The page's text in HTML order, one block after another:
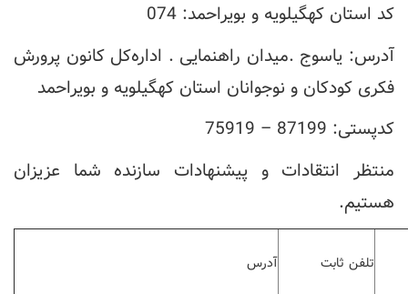
کد استان کهگیلویه و بویراحمد: 074
آدرس: یاسوج .میدان راهنمایی . اداره‌کل کانون پرورش
فکری کودکان و نوجوانان استان کهگیلویه و بویراحمد
کدپستی: 87199 – 75919
منتظر انتقادات و پیشنهادات سازنده شما عزیزان
هستیم.
آدرس تلفن ثابت